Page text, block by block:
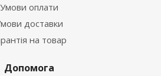
Умови оплати
доставки
на товар
Допомога